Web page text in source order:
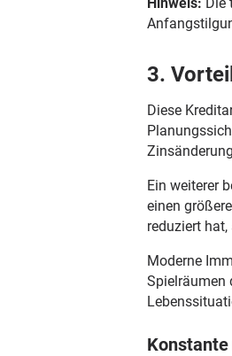
3.
Diese
Ein weiterer
einen
reduziert
Moderne
Spielräumen